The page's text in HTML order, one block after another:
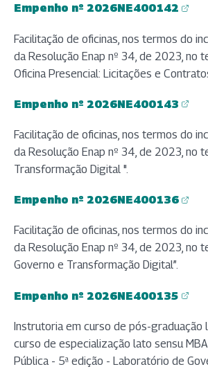
Empenho nº 2026NE400142
(abre em nova aba)
Facilitação de oficinas, nos termos do
da Resolução Enap nº 34, de 2023, no
Oficina Presencial: Licitações e
Empenho nº 2026NE400143
(abre em nova aba)
Facilitação de oficinas, nos termos do
da Resolução Enap nº 34, de 2023, no
Transformação Digital ".
Empenho nº 2026NE400136
(abre em nova aba)
Facilitação de oficinas, nos termos do
da Resolução Enap nº 34, de 2023, no
Governo e Transformação Digital”.
Empenho nº 2026NE400135
(abre em nova aba)
Instrutoria em curso de pós-graduação
curso de especialização lato sensu
Pública - 5ª edição - Laboratório de